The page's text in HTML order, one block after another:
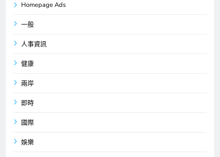
Homepage Ads
一般
人事資訊
健康
兩岸
即時
國際
娛樂